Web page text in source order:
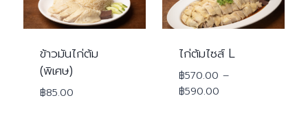
ข้าวมันไก่ต้ม
(พิเศษ)
฿85.00
ไก่ต้มไซส์ L
฿570.00 –
฿590.00